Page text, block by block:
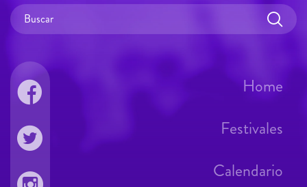
Home
Festivales
Calendario